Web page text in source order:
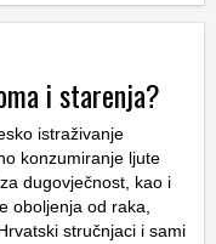
i starenja?
istraživanje
konzumiranje ljute
dugovječnost, kao i
oboljenja od raka,
stručnjaci i sami